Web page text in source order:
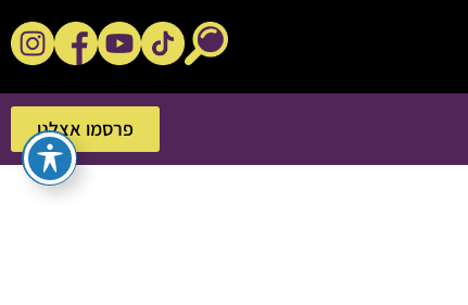
פרסמו אצלנו
פרסמו אצלנו